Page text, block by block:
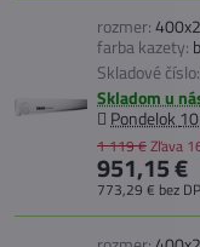
rozmer:
farba kazety:
Skladové číslo:
Skladom u
Pondelok
1 119 €Zľava
951,15 €
773,29 € bez